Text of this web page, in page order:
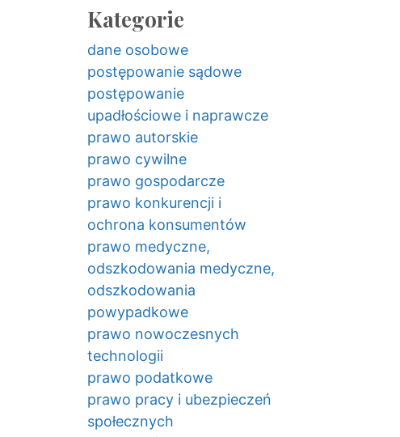
Kategorie
dane osobowe
postępowanie sądowe
postępowanie
upadłościowe i naprawcze
prawo autorskie
prawo cywilne
prawo gospodarcze
prawo konkurencji i
ochrona konsumentów
prawo medyczne,
odszkodowania medyczne,
odszkodowania
powypadkowe
prawo nowoczesnych
technologii
prawo podatkowe
prawo pracy i ubezpieczeń
społecznych